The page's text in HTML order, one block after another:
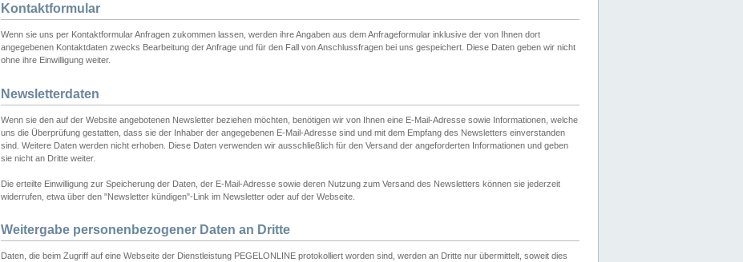
Kontaktformular
Wenn sie uns per Kontaktformular Anfragen zukommen lassen, werden ihre Angaben aus dem Anfrageformular inklusive der von Ihnen dort
angegebenen Kontaktdaten zwecks Bearbeitung der Anfrage und für den Fall von Anschlussfragen bei uns gespeichert. Diese Daten geben wir nicht
ohne ihre Einwilligung weiter.
Newsletterdaten
Wenn sie den auf der Website angebotenen Newsletter beziehen möchten, benötigen wir von Ihnen eine E-Mail-Adresse sowie Informationen, welche
uns die Überprüfung gestatten, dass sie der Inhaber der angegebenen E-Mail-Adresse sind und mit dem Empfang des Newsletters einverstanden
sind. Weitere Daten werden nicht erhoben. Diese Daten verwenden wir ausschließlich für den Versand der angeforderten Informationen und geben
sie nicht an Dritte weiter.
Die erteilte Einwilligung zur Speicherung der Daten, der E-Mail-Adresse sowie deren Nutzung zum Versand des Newsletters können sie jederzeit
widerrufen, etwa über den "Newsletter kündigen"-Link im Newsletter oder auf der Webseite.
Weitergabe personenbezogener Daten an Dritte
Daten, die beim Zugriff auf eine Webseite der Dienstleistung PEGELONLINE protokolliert worden sind, werden an Dritte nur übermittelt, soweit dies